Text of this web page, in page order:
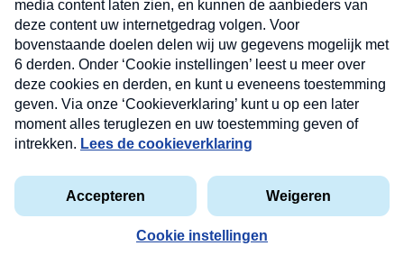
Privacyverklaring
Cookieverklaring
Kwetsbaarheid melden
Copyright © 2026 MAX Vandaag - Omroep MAX
Nieuwsbrief
Neem hier een gratis abonnement op onze
nieuwsbrief. Elke vrijdag- en dinsdagochtend in uw